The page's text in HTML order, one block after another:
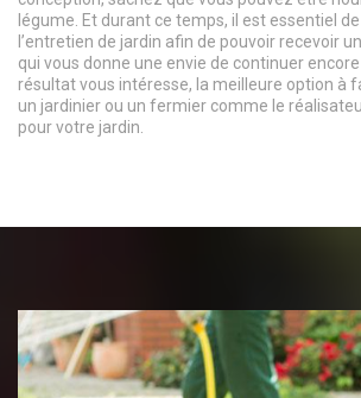
légume. Et durant ce temps, il est essentiel
l’entretien de jardin afin de pouvoir recevoir
qui vous donne une envie de continuer
résultat vous intéresse, la meilleure option à
un jardinier ou un fermier comme le
pour votre jardin.